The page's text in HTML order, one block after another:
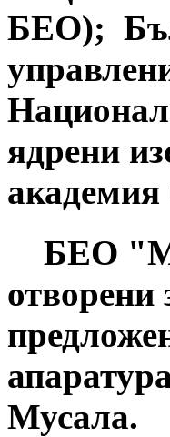
БЕО);
ядрени
академия
БЕО
отворени
Мусала.